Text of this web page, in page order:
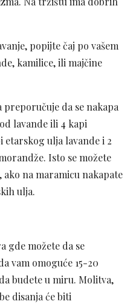
popijte čaj po vašem
kamilice, ili majčine
da se nakapa
lavande ili 4 kapi
etarskog ulja lavande i 2
Isto se možete
na maramicu nakapate
ulja.
gde možete da se
vam omoguće 15-20
budete u miru. Molitva,
disanja će biti